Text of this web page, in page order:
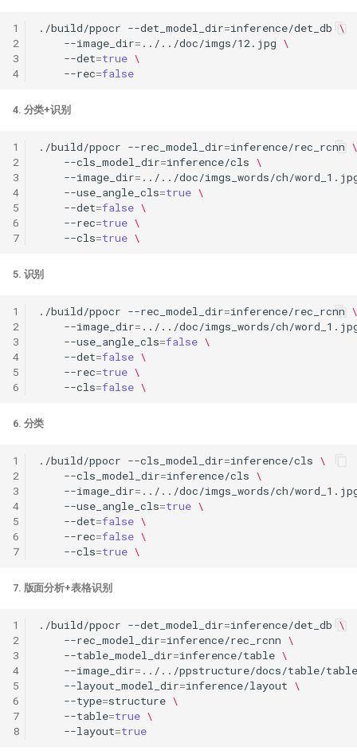
1
2
3
4
./build/ppocr --det_model_dir=inference/det_db \
--image_dir= ../../doc/imgs/12.jpg \
--det=true \
--rec=false
4. 分类+识别
1
2
3
4
5
6
7
./build/ppocr --rec_model_dir=inference/rec_rcnn \
--cls_model_dir=inference/cls \
--image_dir= ../../doc/imgs_words/ch/
--use_angle_cls=true \
--det=false \
--rec=true \
--cls=true \
5. 识别
1
2
3
4
5
6
./build/ppocr --rec_model_dir=inference/rec_rcnn \
--image_dir= ../../doc/imgs_words/ch/
--use_angle_cls=false \
--det=false \
--rec=true \
--cls=false \
6. 分类
1
2
3
4
5
6
7
./build/ppocr --cls_model_dir=inference/cls \
--cls_model_dir=inference/cls \
--image_dir= ../../doc/imgs_words/ch/
--use_angle_cls=true \
--det=false \
--rec=false \
--cls=true \
7. 版面分析+表格识别
1
2
3
4
5
6
7
8
./build/ppocr --det_model_dir=inference/det_db \
--rec_model_dir=inference/rec_rcnn \
--table_model_dir=inference/table \
--image_dir= ../../ppstructure/docs/table/
--layout_model_dir=inference/layout \
--type=structure \
--table=true \
--layout=true